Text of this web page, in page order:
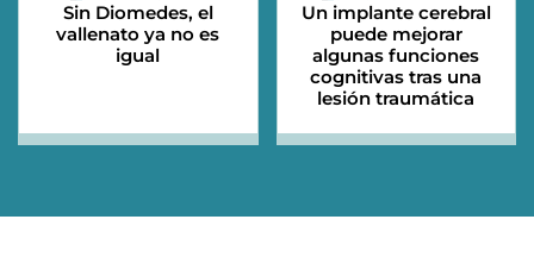
Sin Diomedes, el
vallenato ya no es
igual
Un implante cerebral
puede mejorar
algunas funciones
cognitivas tras una
lesión traumática